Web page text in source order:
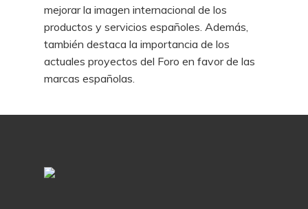
mejorar la imagen internacional de los
productos y servicios españoles. Además,
también destaca la importancia de los
actuales proyectos del Foro en favor de las
marcas españolas.